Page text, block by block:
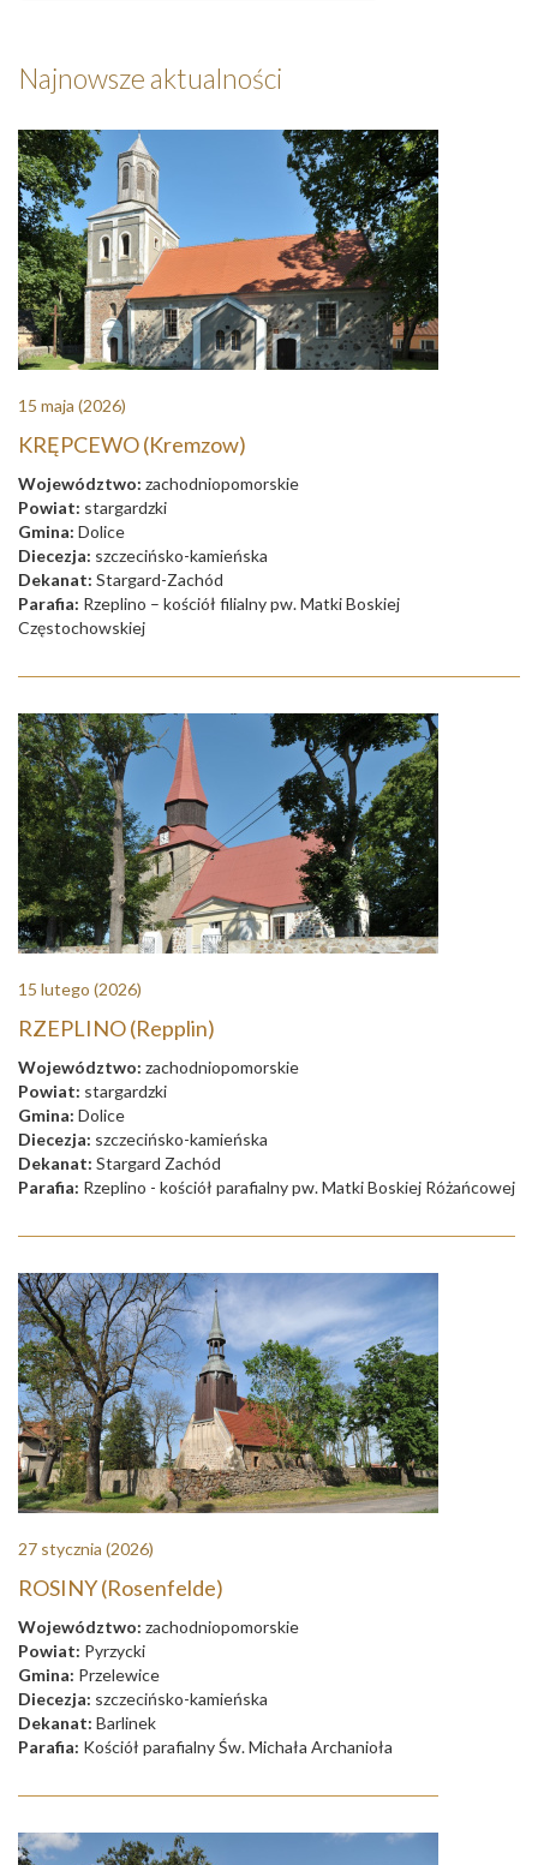
Najnowsze aktualności
15 maja (2026)
KRĘPCEWO (Kremzow)
Województwo: zachodniopomorskie
Powiat: stargardzki
Gmina: Dolice
Diecezja: szczecińsko-kamieńska
Dekanat: Stargard-Zachód
Parafia: Rzeplino – kościół filialny pw. Matki Boskiej
Częstochowskiej
15 lutego (2026)
RZEPLINO (Repplin)
Województwo: zachodniopomorskie
Powiat: stargardzki
Gmina: Dolice
Diecezja: szczecińsko-kamieńska
Dekanat: Stargard Zachód
Parafia: Rzeplino - kościół parafialny pw. Matki Boskiej Różańcowej
27 stycznia (2026)
ROSINY (Rosenfelde)
Województwo: zachodniopomorskie
Powiat: Pyrzycki
Gmina: Przelewice
Diecezja: szczecińsko-kamieńska
Dekanat: Barlinek
Parafia: Kościół parafialny Św. Michała Archanioła